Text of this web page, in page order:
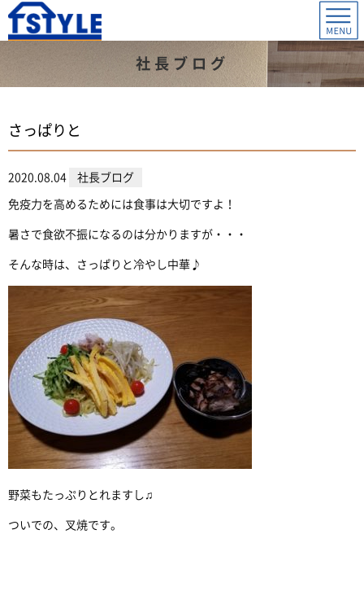
社長ブログ
さっぱりと
2020.08.04 社長ブログ
免疫力を高めるためには食事は大切ですよ！
暑さで食欲不振になるのは分かりますが・・・
そんな時は、さっぱりと冷やし中華♪
野菜もたっぷりとれますし♫
ついでの、叉焼です。